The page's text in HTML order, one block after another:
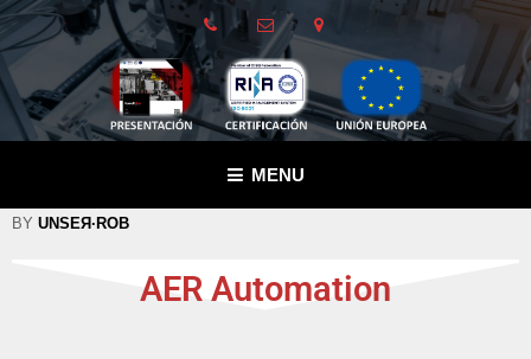
MENU
AER Automation
BY UNSEЯ·ROB
AER Automation